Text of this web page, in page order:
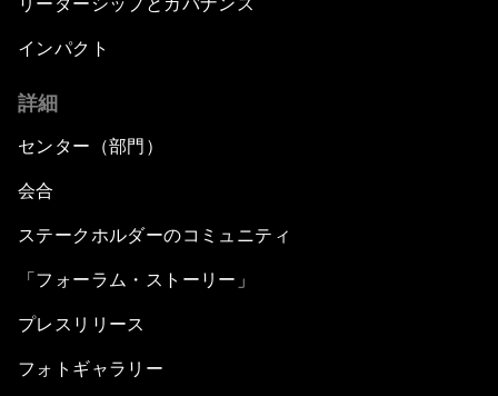
インパクト
詳細
センター（部門）
会合
ステークホルダーのコミュニティ
「フォーラム・ストーリー」
プレスリリース
フォトギャラリー